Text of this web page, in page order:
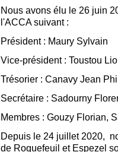
Nous avons élu le 26 juin
l'ACCA suivant :
Président : Maury Sylvain
Vice-président : Toustou
Trésorier : Canavy Jean
Secrétaire : Sadourny
Membres : Gouzy Florian,
Depuis le 24 juillet 2020,
de Roquefeuil et Espezel